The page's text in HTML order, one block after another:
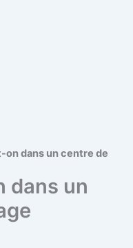
dans un centre de
dans un